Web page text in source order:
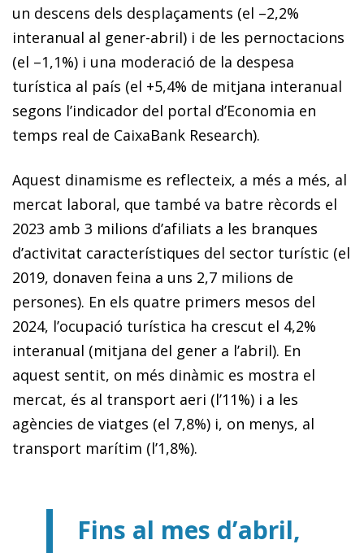
un descens dels desplaçaments (el –2,2%
interanual al gener-abril) i de les pernoctacions
(el –1,1%) i una moderació de la despesa
turística al país (el +5,4% de mitjana interanual
segons l’indicador del portal d’Economia en
temps real de CaixaBank Research).
Aquest dinamisme es reflecteix, a més a més, al
mercat laboral, que també va batre rècords el
2023 amb 3 milions d’afiliats a les branques
d’activitat característiques del sector turístic (el
2019, donaven feina a uns 2,7 milions de
persones). En els quatre primers mesos del
2024, l’ocupació turística ha crescut el 4,2%
interanual (mitjana del gener a l’abril). En
aquest sentit, on més dinàmic es mostra el
mercat, és al transport aeri (l’11%) i a les
agències de viatges (el 7,8%) i, on menys, al
transport marítim (l’1,8%).
Fins al mes d’abril,